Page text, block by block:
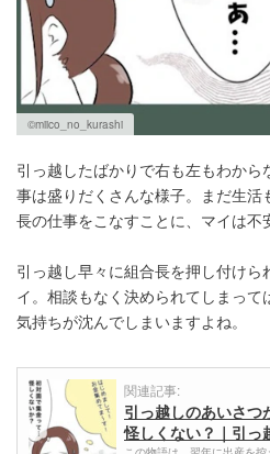
©miico_no_kurashi
引っ越したばかりで右も左もわか
事は盛りだくさんな様子。まだ生活
長の仕事をこなすことに、マイは不
引っ越し早々に組合長を押し付け
イ。相談もなく決められてしまって
気持ちが沈んでしまいますよね。
関連記事:
引っ越しのあいさつ
怪しくない？｜引